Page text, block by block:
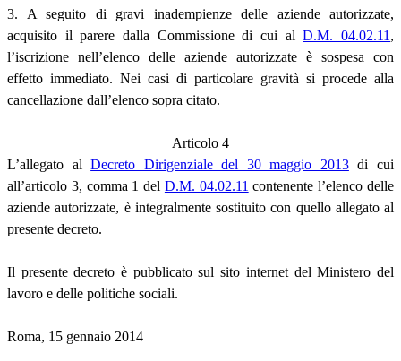
3. A seguito di gravi inadempienze delle aziende autorizzate,
acquisito il parere dalla Commissione di cui alD.M. 04.02.11 ,
l’iscrizione nell’elenco delle aziende autorizzate è sospesa con
effetto immediato. Nei casi di particolare gravità si procede alla
cancellazione dall’elenco sopra citato.
Articolo 4
L’allegato alDecreto Dirigenziale del 30 maggio 2013di cui
all’articolo 3, comma 1 del D.M. 04.02.11 contenente l’elenco delle
aziende autorizzate, è integralmente sostituito con quello allegato al
presente decreto.
Il presente decreto è pubblicato sul sito internet del Ministero del
lavoro e delle politiche sociali.
Roma, 15 gennaio 2014